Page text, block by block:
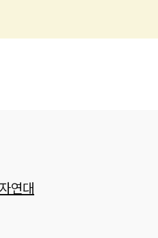
연대